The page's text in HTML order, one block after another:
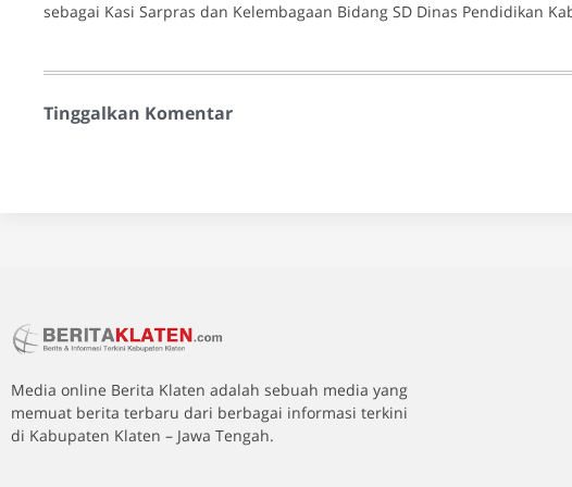
sebagai Kasi Sarpras dan Kelembagaan Bidang SD Dinas Pendidikan
Tinggalkan Komentar
Media online Berita Klaten adalah sebuah media yang
memuat berita terbaru dari berbagai informasi terkini
di Kabupaten Klaten – Jawa Tengah.